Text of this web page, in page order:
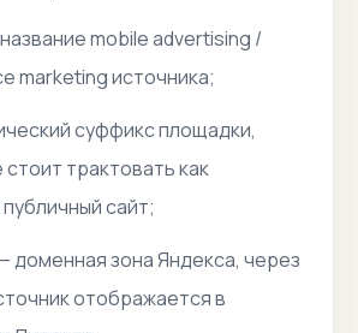
mobile advertising /
marketing источника;
суффикс площадки,
трактовать как
сайт;
доменная зона Яндекса, через
отображается в